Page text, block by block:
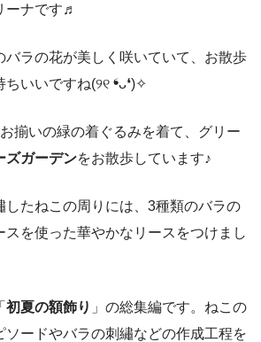
ーナです♬
バラの花が美しく咲いていて、お散歩
いいですね(୨୧ ❛ᴗ❛)✧
揃いの緑の着ぐるみを着て、グリー
ズガーデンをお散歩しています♪
したねこの周りには、3種類のバラの
スを使った華やかなリースをつけまし
初夏の額飾り 」の総集編です。ねこの
ソードやバラの刺繡などの作成工程を